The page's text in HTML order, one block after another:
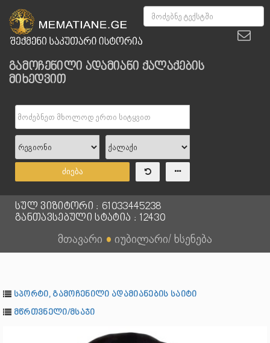
გამოჩენილი ადამიანი ქალაქების
მიხედვით
ძიება
სულ ვიზიტორი : 61033445238
განთავსებული სტატია : 12430
მთავარი ● იუბილარი/ ხსენება
სპორტი, გამოჩენილი ადამიანების საიტი
მწრთვნელი/მსაჯი